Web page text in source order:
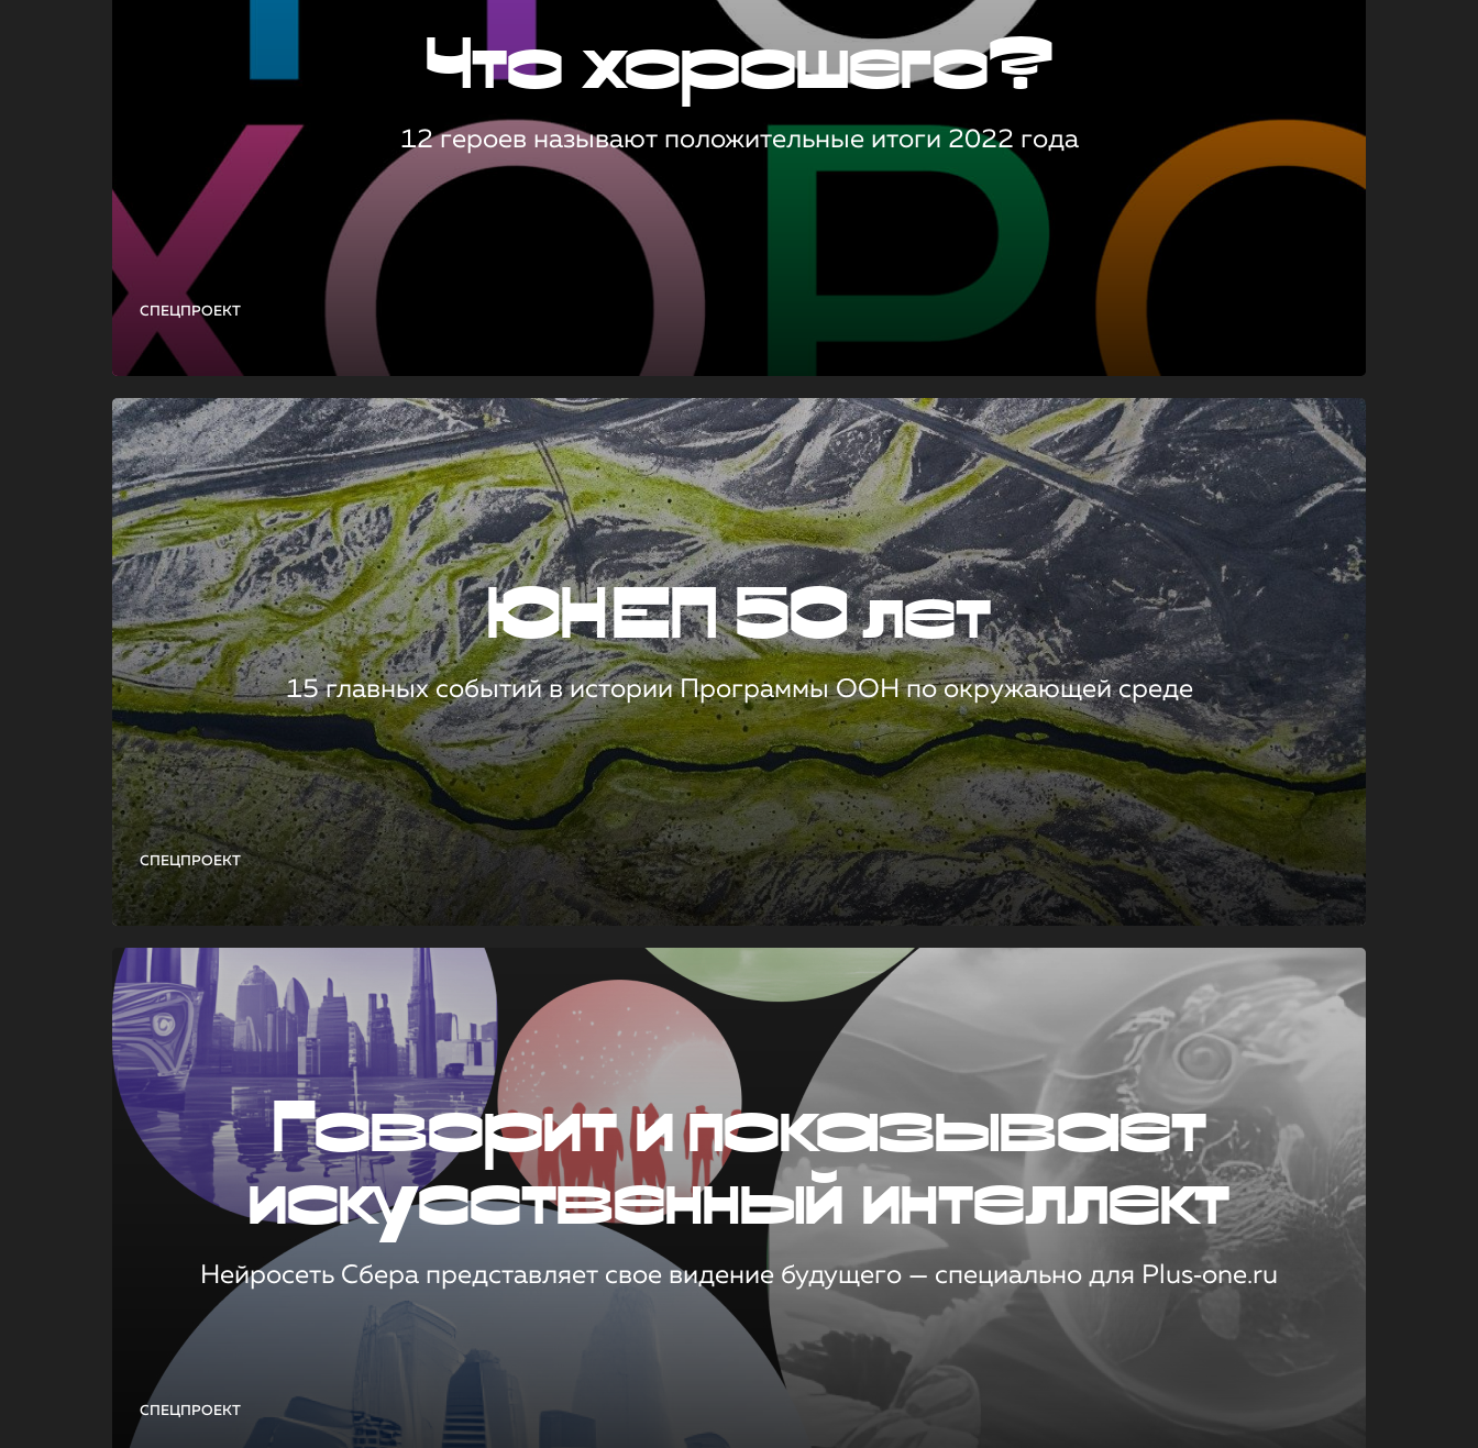
СПЕЦПРОЕКТ
Что хорошего?
12 героев называют положительные итоги 2022 года
СПЕЦПРОЕКТ
ЮНЕП 50 лет
15 главных событий в истории Программы ООН по окружающей среде
СПЕЦПРОЕКТ
Говорит и показывает
искусственный интеллект
Нейросеть Сбера представляет свое видение будущего — специально для Plus‑one.ru